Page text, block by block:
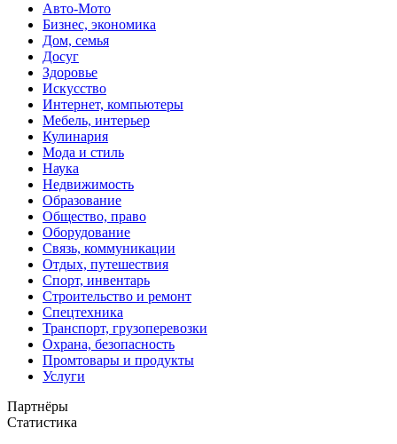
Авто-Мото
Бизнес, экономика
Дом, семья
Досуг
Здоровье
Искусство
Интернет, компьютеры
Мебель, интерьер
Кулинария
Мода и стиль
Наука
Недвижимость
Образование
Общество, право
Оборудование
Связь, коммуникации
Отдых, путешествия
Спорт, инвентарь
Строительство и ремонт
Спецтехника
Транспорт, грузоперевозки
Охрана, безопасность
Промтовары и продукты
Услуги
Партнёры
Статистика